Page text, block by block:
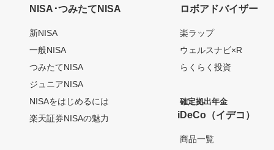
NISA･つみたてNISA
新NISA
一般NISA
つみたてNISA
ジュニアNISA
NISAをはじめるには
楽天証券NISAの魅力
ロボアドバイザー
楽ラップ
ウェルスナビ×R
らくらく投資
確定拠出年金
iDeCo（イデコ）
商品一覧